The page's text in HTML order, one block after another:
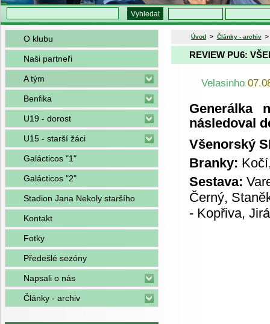
O klubu
Naši partneři
A tým
Benfika
U19 - dorost
U15 - starší žáci
Galácticos "1"
Galácticos "2"
Stadion Jana Nekoly staršího
Kontakt
Fotky
Předešlé sezóny
Napsali o nás
Články - archiv
Úvod > Články - archiv >
REVIEW PU6:
Velasinho
Generálka
následoval
Všenorský
Branky:
Sestava:
Černý,
- Kopřiva,